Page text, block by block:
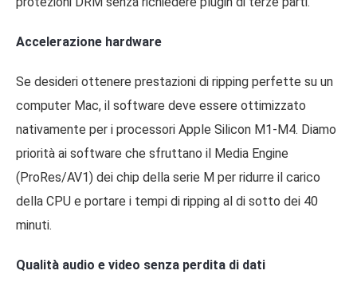
Accelerazione hardware
Se desideri ottenere prestazioni di ripping perfette su un
computer Mac, il software deve essere ottimizzato
nativamente per i processori Apple Silicon M1-M4. Diamo
priorità ai software che sfruttano il Media Engine
(ProRes/AV1) dei chip della serie M per ridurre il carico
della CPU e portare i tempi di ripping al di sotto dei 40
minuti.
Qualità audio e video senza perdita di dati